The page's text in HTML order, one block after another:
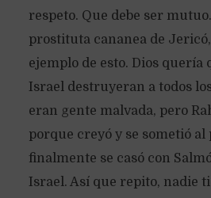
respeto. Que debe ser
prostituta cananea de
ejemplo de esto. Dios quería
Israel destruyeran a todos
eran gente malvada, pero
porque creyó y se sometió al
finalmente se casó con
Israel. Así que repito, nadie